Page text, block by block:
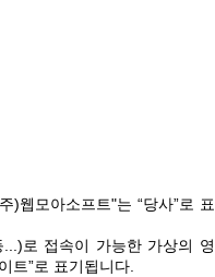
)웹모아소프트"는 “당사”로 표
로 접속이 가능한 가상의 영
트”로 표기됩니다.